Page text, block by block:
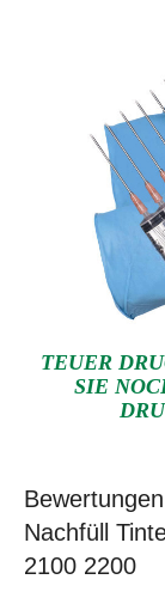
TEUER
SIE
Nachfüll
2100 2200